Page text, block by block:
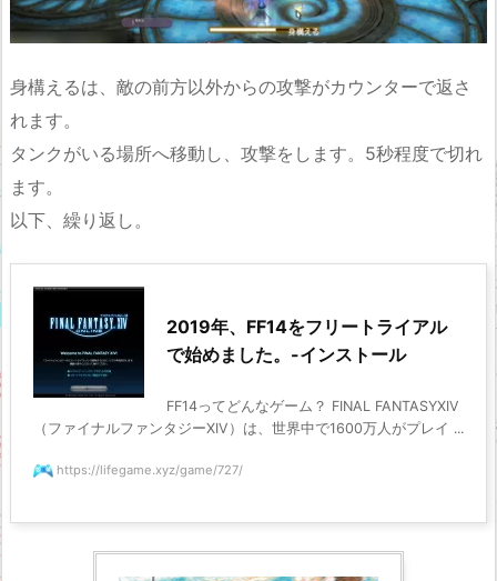
身構えるは、敵の前方以外からの攻撃がカウンターで返さ
れます。
タンクがいる場所へ移動し、攻撃をします。5秒程度で切れ
ます。
以下、繰り返し。
2019年、FF14をフリートライアル
で始めました。-インストール
FF14ってどんなゲーム？ FINAL FANTASYXIV
（ファイナルファンタジーXIV）は、世界中で1600万人がプレイ ...
https://lifegame.xyz/game/727/